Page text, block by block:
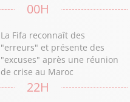
00H
La Fifa reconnaît des
"erreurs" et présente des
"excuses" après une réunion
de crise au Maroc
22H